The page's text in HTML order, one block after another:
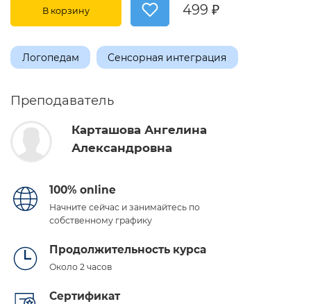
В корзину 499 ₽
Логопедам Сенсорная интеграция
Преподаватель
Карташова Ангелина
Александровна
100% online
Начните сейчас и занимайтесь по
собственному графику
Продолжительность курса
Около 2 часов
Сертификат